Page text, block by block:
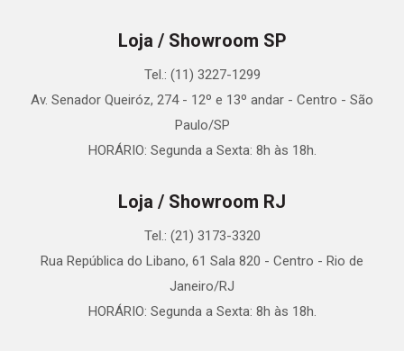
Loja / Showroom SP
Tel.: (11) 3227-1299
Av. Senador Queiróz, 274 - 12º e 13º andar - Centro - São
Paulo/SP
HORÁRIO: Segunda a Sexta: 8h às 18h.
Loja / Showroom RJ
Tel.: (21) 3173-3320
Rua República do Libano, 61 Sala 820 - Centro - Rio de
Janeiro/RJ
HORÁRIO: Segunda a Sexta: 8h às 18h.